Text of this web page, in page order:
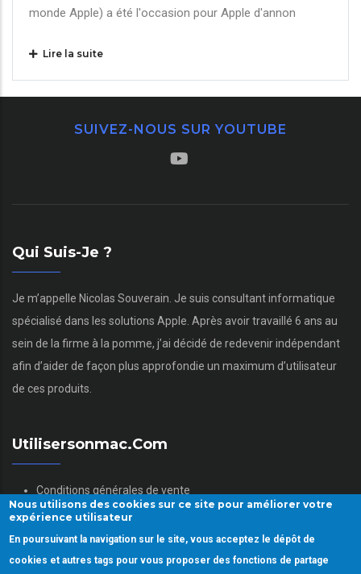
monde Apple) a été l'occasion pour Apple d'annon
Lire la suite
SUIVEZ-NOUS SUR YOUTUBE
Qui Suis-Je ?
Je m’appelle Nicolas Souverain. Je suis consultant informatique
spécialisé dans les solutions Apple. Après avoir travaillé 6 ans au
sein de la firme à la pomme, j’ai décidé de redevenir indépendant
afin d’aider de façon plus approfondie un maximum d’utilisateur
de ces produits.
Utilisersonmac.com
Conditions générales de vente
Mentions légales
Politique des données personnelles
Gestion des Cookies
Nous utilisons des cookies sur ce site pour améliorer votre
expérience utilisateur
En poursuivant la navigation sur le site, vous acceptez le dépôt de
cookies et autres tags pour vous proposer des fonctions de partage